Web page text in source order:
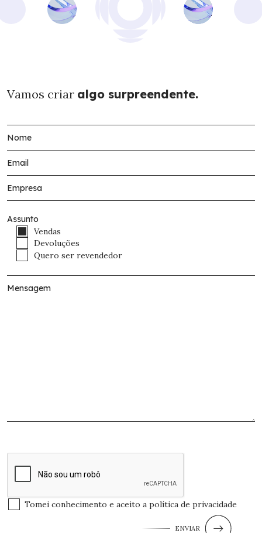
Vamos criar algo surpreendente.
Assunto
Vendas
Devoluções
Quero ser revendedor
Tomei conhecimento e aceito a política de privacidade
ENVIAR